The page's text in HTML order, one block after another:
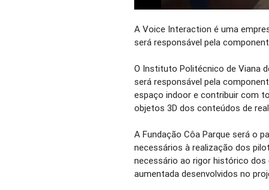
A Voice Interaction é uma
será responsável pela
O Instituto Politécnico de Viana
será responsável pela
espaço indoor e contribuir com
objetos 3D dos conteúdos de
A Fundação Côa Parque será o
necessários à realização dos
necessário ao rigor histórico dos
aumentada desenvolvidos no